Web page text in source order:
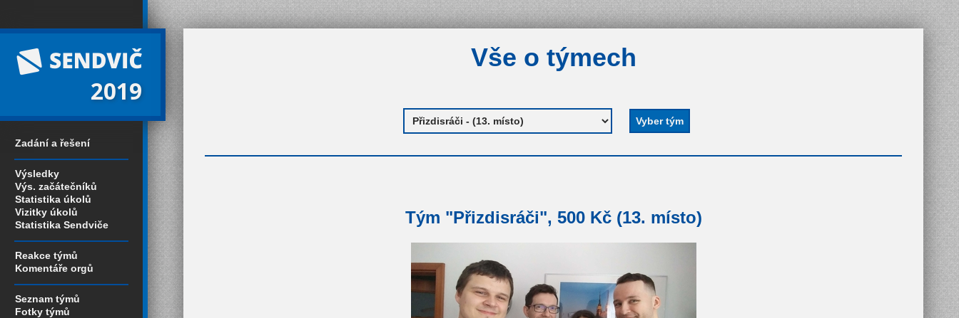
2019
Zadání a řešení
Výsledky
Výs. začátečníků
Statistika úkolů
Vizitky úkolů
Statistika Sendviče
Reakce týmů
Komentáře orgů
Seznam týmů
Fotky týmů
Vše o týmech
Tým "Přizdisráči", 500 Kč (13. místo)